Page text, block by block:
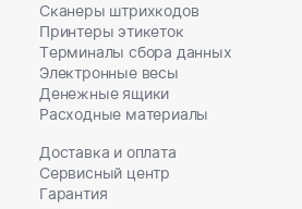
Сканеры штрихкодов
Принтеры этикеток
Терминалы сбора данных
Электронные весы
Денежные ящики
Расходные материалы
Доставка и оплата
Сервисный центр
Гарантия